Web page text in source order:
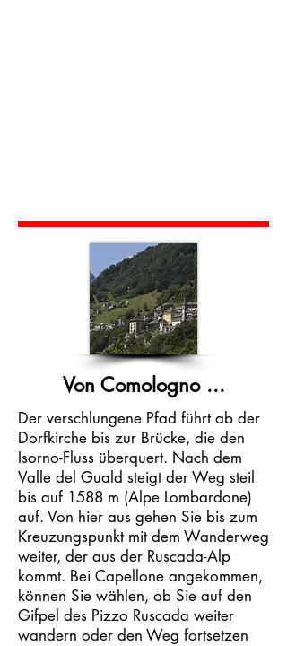
Von Comologno ...
Der verschlungene Pfad führt ab der
Dorfkirche bis zur Brücke, die den
Isorno-Fluss überquert. Nach dem
Valle del Guald steigt der Weg steil
bis auf 1588 m (Alpe Lombardone)
auf. Von hier aus gehen Sie bis zum
Kreuzungspunkt mit dem Wanderweg
weiter, der aus der Ruscada-Alp
kommt. Bei Capellone angekommen,
können Sie wählen, ob Sie auf den
Gifpel des Pizzo Ruscada weiter
wandern oder den Weg fortsetzen